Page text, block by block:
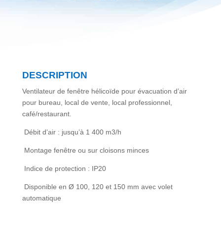
DESCRIPTION
Ventilateur de fenêtre hélicoïde pour évacuation d’air
pour bureau, local de vente, local professionnel,
café/restaurant.
Débit d’air : jusqu’à 1 400 m3/h
Montage fenêtre ou sur cloisons minces
Indice de protection : IP20
Disponible en Ø 100, 120 et 150 mm avec volet
automatique